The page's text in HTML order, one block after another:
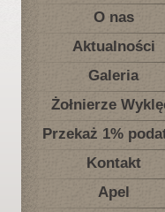
O nas
Aktualności
Galeria
Żołnierze
Przekaż 1%
Kontakt
Apel